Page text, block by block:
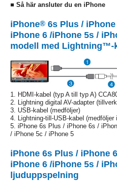
■ Så här ansluter du en iPhone
iPhone® 6s Plus /
iPhone 6 /iPhone 5s /
modell med Lightning™-
1. HDMI-kabel (typ A till typ A)
2. Lightning digital AV-adapter
3. USB-kabel (medföljer)
4. Lightning-till-USB-kabel (medföljer
5. iPhone 6s Plus / iPhone 6s /
/ iPhone 5c / iPhone 5
iPhone 6s Plus / iPhone
iPhone 6 /iPhone 5s /
ljuduppspelning